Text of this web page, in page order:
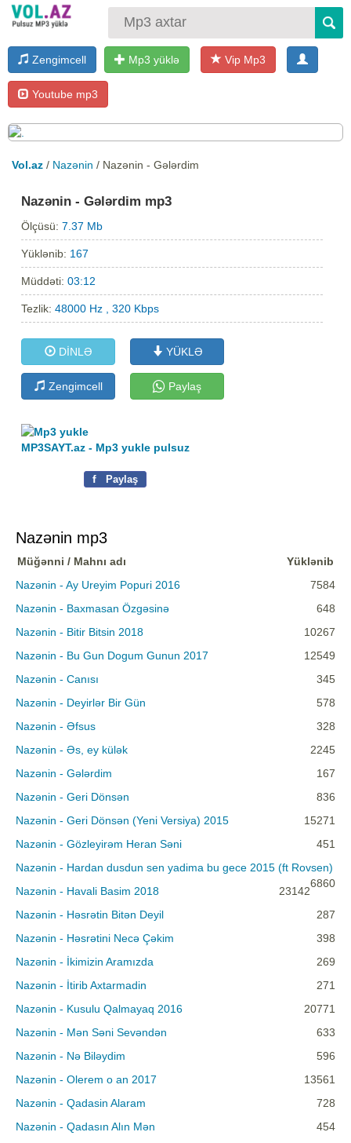
Zengimcell Mp3 yüklə Vip Mp3
Youtube mp3
Vol.az / Nazənin / Nazənin - Gələrdim
Nazənin - Gələrdim mp3
Ölçüsü:7.37 Mb
Yüklənib: 167
Müddəti:03:12
Tezlik:48000 Hz , 320 Kbps
DİNLƏ YÜKLƏ
Zengimcell Paylaş
MP3SAYT.az - Mp3 yukle pulsuz
f Paylaş
Nazənin mp3
Müğənni / Mahnı adı
Yüklənib
Nazənin - Ay Ureyim Popuri 2016
7584
Nazənin - Baxmasan Özgəsinə
648
Nazənin - Bitir Bitsin 2018
10267
Nazənin - Bu Gun Dogum Gunun 2017
12549
Nazənin - Canısı
345
Nazənin - Deyirlər Bir Gün
578
Nazənin - Əfsus
328
Nazənin - Əs, ey külək
2245
Nazənin - Gələrdim
167
Nazənin - Geri Dönsən
836
Nazənin - Geri Dönsən (Yeni Versiya) 2015
15271
Nazənin - Gözleyirəm Heran Səni
451
Nazənin - Hardan dusdun sen yadima bu gece 2015 (ft Rovsen)
6860
Nazənin - Havali Basim 2018
23142
Nazənin - Həsrətin Bitən Deyil
287
Nazənin - Həsrətini Necə Çəkim
398
Nazənin - İkimizin Aramızda
269
Nazənin - İtirib Axtarmadin
271
Nazənin - Kusulu Qalmayaq 2016
20771
Nazənin - Mən Səni Sevəndən
633
Nazənin - Nə Biləydim
596
Nazənin - Olerem o an 2017
13561
Nazənin - Qadasin Alaram
728
Nazənin - Qadasın Alın Mən
454